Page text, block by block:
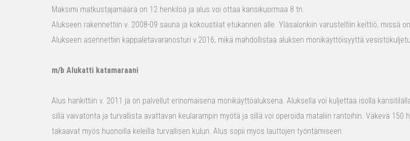
Maksimi matkustajamäärä on 12 henkilöä ja alus voi ottaa kansikuormaa 8 tn.
Alukseen rakennettiin v. 2008-09 sauna ja kokoustilat etukannen alle. Yläsalonkiin varusteltiin keittiö, missä
Alukseen asennettiin kappaletavaranosturi v.2016, mikä mahdollistaa aluksen monikäyttöisyyttä
m/b Alukatti katamaraani
Alus hankittiin v. 2011 ja on palvellut erinomaisena monikäyttöaluksena. Aluksella voi kuljettaa isolla
sillä vaivatonta ja turvallista avattavan keularampin myötä ja sillä voi operoida mataliin rantoihin. Väkevä
takaavat myös huonoilla keleillä turvallisen kulun. Alus sopii myös lauttojen työntämiseen.